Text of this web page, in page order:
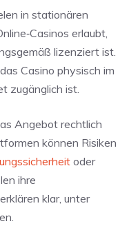
in stationären
erlaubt,
lizenziert ist.
Casino physisch im
zugänglich ist.
Angebot rechtlich
können Risiken
oder
ihre
klar, unter